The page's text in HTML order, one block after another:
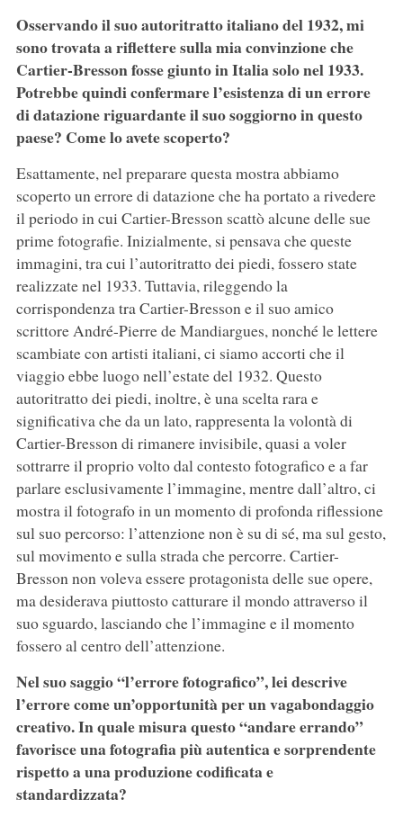
Osservando il suo autoritratto italiano del 1932, mi
sono trovata a riflettere sulla mia convinzione che
Cartier-Bresson fosse giunto in Italia solo nel 1933.
Potrebbe quindi confermare l’esistenza di un errore
di datazione riguardante il suo soggiorno in questo
paese? Come lo avete scoperto?
Esattamente, nel preparare questa mostra abbiamo
scoperto un errore di datazione che ha portato a rivedere
il periodo in cui Cartier-Bresson scattò alcune delle sue
prime fotografie. Inizialmente, si pensava che queste
immagini, tra cui l’autoritratto dei piedi, fossero state
realizzate nel 1933. Tuttavia, rileggendo la
corrispondenza tra Cartier-Bresson e il suo amico
scrittore André-Pierre de Mandiargues, nonché le lettere
scambiate con artisti italiani, ci siamo accorti che il
viaggio ebbe luogo nell’estate del 1932. Questo
autoritratto dei piedi, inoltre, è una scelta rara e
significativa che da un lato, rappresenta la volontà di
Cartier-Bresson di rimanere invisibile, quasi a voler
sottrarre il proprio volto dal contesto fotografico e a far
parlare esclusivamente l’immagine, mentre dall’altro, ci
mostra il fotografo in un momento di profonda riflessione
sul suo percorso: l’attenzione non è su di sé, ma sul gesto,
sul movimento e sulla strada che percorre. Cartier-
Bresson non voleva essere protagonista delle sue opere,
ma desiderava piuttosto catturare il mondo attraverso il
suo sguardo, lasciando che l’immagine e il momento
fossero al centro dell’attenzione.
Nel suo saggio “l’errore fotografico”, lei descrive
l’errore come un’opportunità per un vagabondaggio
creativo. In quale misura questo “andare errando”
favorisce una fotografia più autentica e sorprendente
rispetto a una produzione codificata e
standardizzata?